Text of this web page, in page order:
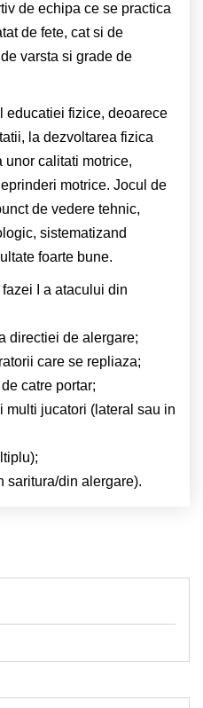
de echipa ce se practica
de fete, cat si de
varsta si grade de
educatiei fizice, deoarece
la dezvoltarea fizica
unor calitati motrice,
motrice. Jocul de
de vedere tehnic,
sistematizand
foarte bune.
I a atacului din
directiei de alergare;
care se repliaza;
catre portar;
multi jucatori (lateral sau in
saritura/din alergare).